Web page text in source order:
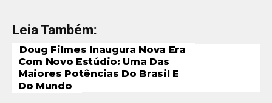
Leia Também:
Doug Filmes Inaugura Nova Era
Com Novo Estúdio: Uma Das
Maiores Potências Do Brasil E
Do Mundo